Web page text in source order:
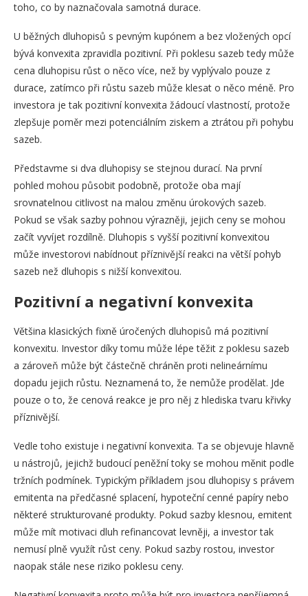
toho, co by naznačovala samotná durace.
U běžných dluhopisů s pevným kupónem a bez vložených opcí
bývá konvexita zpravidla pozitivní. Při poklesu sazeb tedy může
cena dluhopisu růst o něco více, než by vyplývalo pouze z
durace, zatímco při růstu sazeb může klesat o něco méně. Pro
investora je tak pozitivní konvexita žádoucí vlastností, protože
zlepšuje poměr mezi potenciálním ziskem a ztrátou při pohybu
sazeb.
Představme si dva dluhopisy se stejnou durací. Na první
pohled mohou působit podobně, protože oba mají
srovnatelnou citlivost na malou změnu úrokových sazeb.
Pokud se však sazby pohnou výrazněji, jejich ceny se mohou
začít vyvíjet rozdílně. Dluhopis s vyšší pozitivní konvexitou
může investorovi nabídnout příznivější reakci na větší pohyb
sazeb než dluhopis s nižší konvexitou.
Pozitivní a negativní konvexita
Většina klasických fixně úročených dluhopisů má pozitivní
konvexitu. Investor díky tomu může lépe těžit z poklesu sazeb
a zároveň může být částečně chráněn proti nelineárnímu
dopadu jejich růstu. Neznamená to, že nemůže prodělat. Jde
pouze o to, že cenová reakce je pro něj z hlediska tvaru křivky
příznivější.
Vedle toho existuje i negativní konvexita. Ta se objevuje hlavně
u nástrojů, jejichž budoucí peněžní toky se mohou měnit podle
tržních podmínek. Typickým příkladem jsou dluhopisy s právem
emitenta na předčasné splacení, hypoteční cenné papíry nebo
některé strukturované produkty. Pokud sazby klesnou, emitent
může mít motivaci dluh refinancovat levněji, a investor tak
nemusí plně využít růst ceny. Pokud sazby rostou, investor
naopak stále nese riziko poklesu ceny.